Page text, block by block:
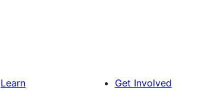
Learn
Get Involved